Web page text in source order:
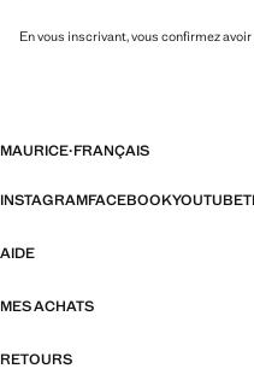
En vous inscrivant, vous confirmez avoir
MAURICE·FRANÇAIS
INSTAGRAMFACEBOOKYOUTUBE
AIDE
MES ACHATS
RETOURS